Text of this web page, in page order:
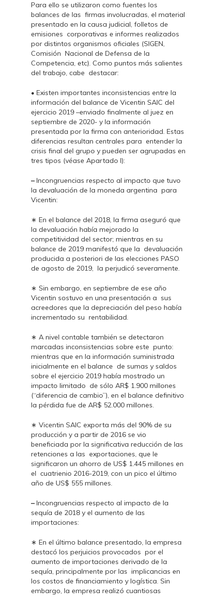
Para ello se utilizaron como fuentes los
balances de las firmas involucradas, el material
presentado en la causa judicial, folletos de
emisiones corporativas e informes realizados
por distintos organismos oficiales (SIGEN,
Comisión Nacional de Defensa de la
Competencia, etc). Como puntos más salientes
del trabajo, cabe destacar:
• Existen importantes inconsistencias entre la
información del balance de Vicentin SAIC del
ejercicio 2019 –enviado finalmente al juez en
septiembre de 2020- y la información
presentada por la firma con anterioridad. Estas
diferencias resultan centrales para entender la
crisis final del grupo y pueden ser agrupadas en
tres tipos (véase Apartado I):
–Incongruencias respecto al impacto que tuvo
la devaluación de la moneda argentina para
Vicentin:
∗ En el balance del 2018, la firma aseguró que
la devaluación había mejorado la
competitividad del sector; mientras en su
balance de 2019 manifestó que la devaluación
producida a posteriori de las elecciones PASO
de agosto de 2019, la perjudicó severamente.
∗ Sin embargo, en septiembre de ese año
Vicentin sostuvo en una presentación a sus
acreedores que la depreciación del peso había
incrementado su rentabilidad.
∗ A nivel contable también se detectaron
marcadas inconsistencias sobre este punto:
mientras que en la información suministrada
inicialmente en el balance de sumas y saldos
sobre el ejercicio 2019 había mostrado un
impacto limitado de sólo AR$ 1.900 millones
(“diferencia de cambio”), en el balance definitivo
la pérdida fue de AR$ 52.000 millones.
∗ Vicentin SAIC exporta más del 90% de su
producción y a partir de 2016 se vio
beneficiada por la significativa reducción de las
retenciones a las exportaciones, que le
significaron un ahorro de US$ 1.445 millones en
el cuatrienio 2016-2019, con un pico el último
año de US$ 555 millones.
–Incongruencias respecto al impacto de la
sequía de 2018 y el aumento de las
importaciones:
∗ En el último balance presentado, la empresa
destacó los perjuicios provocados por el
aumento de importaciones derivado de la
sequía, principalmente por las implicancias en
los costos de financiamiento y logística. Sin
embargo, la empresa realizó cuantiosas